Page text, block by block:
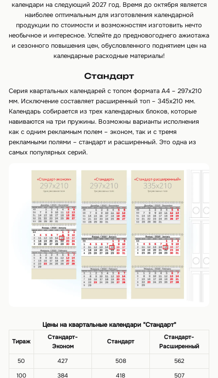
календари на следующий 2027 год. Время до октября является
наиболее оптимальным для изготовления календарной
продукции по стоимости и возможностям изготовить нечто
необычное и интересное. Успейте до предновогоднего ажиотажа
и сезонного повышения цен, обусловленного поднятием цен на
календарные расходные материалы!
Стандарт
Серия квартальных календарей с топом формата А4 – 297х210
мм. Исключение составляет расширенный топ – 345х210 мм.
Календарь собирается из трех календарных блоков, которые
навиваются на три пружины. Возможны варианты исполнения
как с одним рекламным полем – эконом, так и с тремя
рекламными полями – стандарт и расширенный. Это одна из
самых популярных серий.
Цены на квартальные календари "Стандарт"
Тираж
Стандарт-
Эконом
Стандарт
Стандарт-
Расширенный
50
427 508
562
100
384 418
507